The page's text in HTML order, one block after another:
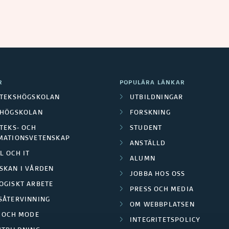
OCH
OCH IT
I VÅRDEN
ARBETE
MODE
POPULÄRA LÄNKAR
UTBILDNINGAR
FORSKNING
STUDENT
ANSTÄLLD
ALUMN
JOBBA HOS OSS
PRESS OCH MEDIA
OM WEBBPLATSEN
INTEGRITETSPOLICY